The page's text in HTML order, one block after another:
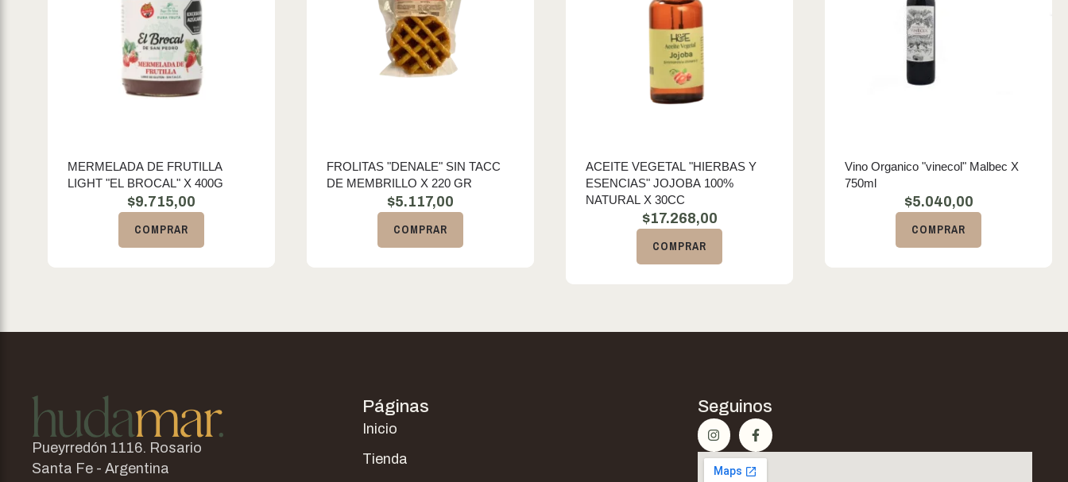
MERMELADA DE FRUTILLA
LIGHT "EL BROCAL" X 400G
$9.715,00
COMPRAR
FROLITAS "DENALE" SIN TACC
DE MEMBRILLO X 220 GR
$5.117,00
COMPRAR
ACEITE VEGETAL "HIERBAS Y
ESENCIAS" JOJOBA 100%
NATURAL X 30CC
$17.268,00
COMPRAR
Vino Organico "vinecol" Malbec X
750ml
$5.040,00
COMPRAR
Pueyrredón 1116. Rosario
Santa Fe - Argentina
Páginas
Inicio
Tienda
Seguinos